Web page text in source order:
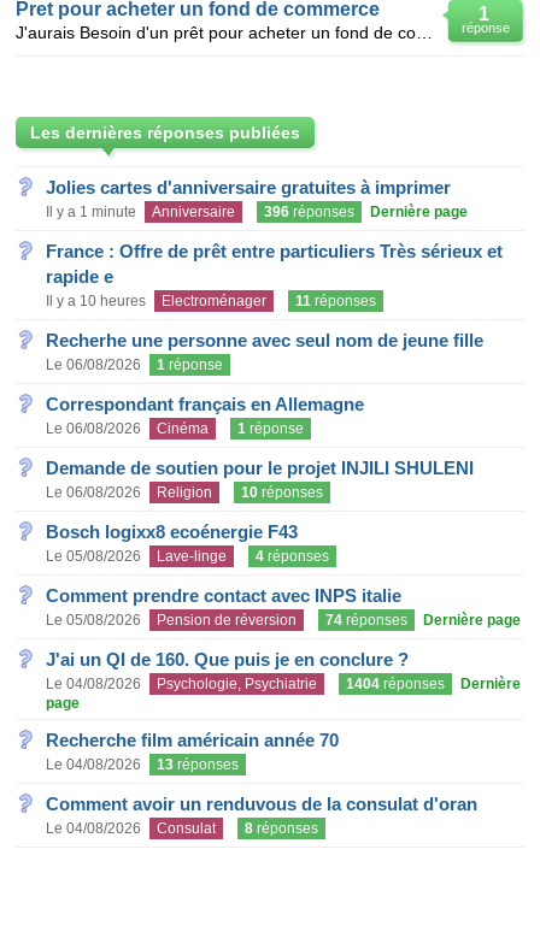
1
réponse
Pret pour acheter un fond de commerce
Les dernières réponses publiées
Jolies cartes d'anniversaire gratuites à imprimer
Il y a 1 minute Anniversaire 396 réponses Dernière page
France : Offre de prêt entre particuliers Très sérieux et
rapide e
Il y a 10 heures Electroménager 11 réponses
Recherhe une personne avec seul nom de jeune fille
Le 06/08/2026 1 réponse
Correspondant français en Allemagne
Le 06/08/2026 Cinéma 1 réponse
Demande de soutien pour le projet INJILI SHULENI
Le 06/08/2026 Religion 10 réponses
Bosch logixx8 ecoénergie F43
Le 05/08/2026 Lave-linge 4 réponses
Comment prendre contact avec INPS italie
Le 05/08/2026 Pension de réversion 74 réponses Dernière page
J'ai un QI de 160. Que puis je en conclure ?
Le 04/08/2026 Psychologie, Psychiatrie 1404 réponses
Dernière
page
Recherche film américain année 70
Le 04/08/2026 13 réponses
Comment avoir un renduvous de la consulat d'oran
Le 04/08/2026 Consulat 8 réponses